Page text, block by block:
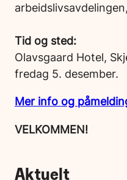
Tid og sted:
Olavsgaard Hotel,
fredag 5. desember.
Mer info og
VELKOMMEN!
Aktuelt